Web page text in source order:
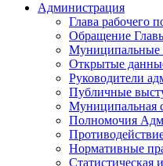
Администрация
Глава рабочего
Обращение
Муниципальные
Открытые
Руководители
Публичные
Муниципальная
Полномочия
Нормативные
Статистическая